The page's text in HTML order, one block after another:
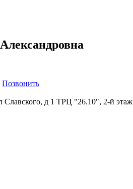
Позвонить
Славского, д 1 ТРЦ "26.10", 2-й этаж